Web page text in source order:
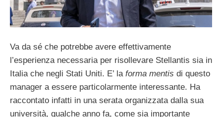
Va da sé che potrebbe avere effettivamente
l’esperienza necessaria per risollevare Stellantis sia in
Italia che negli Stati Uniti. E’ la forma mentis di questo
manager a essere particolarmente interessante. Ha
raccontato infatti in una serata organizzata dalla sua
università, qualche anno fa, come sia importante